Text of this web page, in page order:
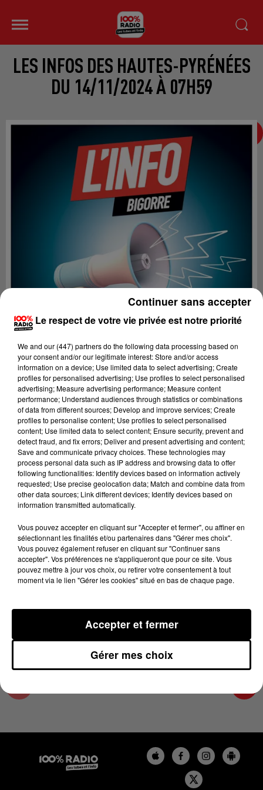
LES INFOS DES HAUTES-PYRÉNÉES
DU 14/11/2024 À 07H59
Lecture (4 min 24 sec)
100%
100% Radio les infos des Hautes-Pyrénées
14 novembre 2024 - 4 min 24 sec
LES INFOS DES HAUTES-PYRÉNÉES DU
14/11/2024 À 07H59
Podcasts infos des Hautes-Pyrénées
Le respect de votre vie privée est notre priorité
We and our (447) partnersdo the following data processing based on
your consent and/or our legitimate interest: Store and/or access
information on a device; Use limited data to select advertising; Create
profiles for personalised advertising; Use profiles to select personalised
advertising; Measure advertising performance; Measure content
performance; Understand audiences through statistics or combinations
of data from different sources; Develop and improve services; Create
profiles to personalise content; Use profiles to select personalised
content; Use limited data to select content; Ensure security, prevent and
detect fraud, and fix errors; Deliver and present advertising and content;
Save and communicate privacy choices. These technologies may
process personal data such as IP address and browsing data to offer
following functionalities: Identify devices based on information actively
requested; Use precise geolocation data; Match and combine data from
other data sources; Link different devices; Identify devices based on
information transmitted automatically.
Vous pouvez accepter en cliquant sur "Accepter et fermer", ou affiner en
sélectionnant les finalités et/ou partenaires dans "Gérer mes choix".
Vous pouvez également refuser en cliquant sur "Continuer sans
accepter". Vos préférences ne s'appliqueront que pour ce site. Vous
pouvez mettre à jour vos choix, ou retirer votre consentement à tout
moment via le lien "Gérer les cookies" situé en bas de chaque page.
Gérer mes choix
Accepter et fermer
Continuer sans accepter